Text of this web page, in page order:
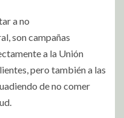
a no
son campañas
a la Unión
pero también a las
de no comer